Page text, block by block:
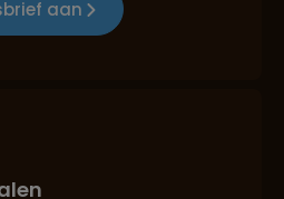
reisadvies
aan